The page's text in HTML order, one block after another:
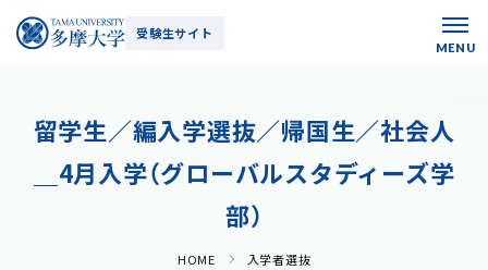
受験生サイト
留学生／編入学選抜／帰国生／社会人
＿4月入学（グローバルスタディーズ学
部）
HOME
入学者選抜